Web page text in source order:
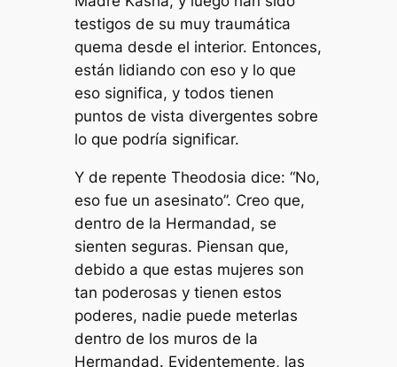
testigos de su muy traumática
quema desde el interior. Entonces,
están lidiando con eso y lo que
eso significa, y todos tienen
puntos de vista divergentes sobre
lo que podría significar.
Y de repente Theodosia dice: “No,
eso fue un asesinato”. Creo que,
dentro de la Hermandad, se
sienten seguras. Piensan que,
debido a que estas mujeres son
tan poderosas y tienen estos
poderes, nadie puede meterlas
dentro de los muros de la
Hermandad. Evidentemente, las